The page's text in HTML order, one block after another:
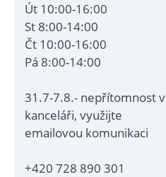
Út 10:00-16:00
St 8:00-14:00
Čt 10:00-16:00
Pá 8:00-14:00
31.7-7.8.- nepřítomnost v
kanceláři, využijte
emailovou komunikaci
+420 728 890 301